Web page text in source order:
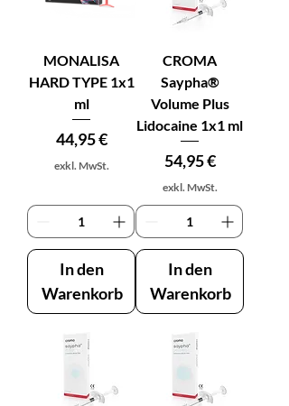
MONALISA
HARD TYPE 1x1
ml
Preis
44,95 €
exkl. MwSt.
In den
Warenkorb
CROMA
Saypha®
Volume Plus
Lidocaine 1x1 ml
Preis
54,95 €
exkl. MwSt.
In den
Warenkorb